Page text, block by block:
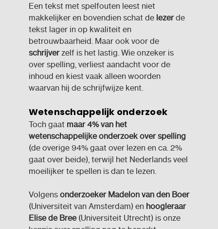
Een tekst met spelfouten leest niet
makkelijker en bovendien schat de lezerde
tekst lager in op kwaliteit en
betrouwbaarheid. Maar ook voor de
schrijverzelf is het lastig. Wie onzeker is
over spelling, verliest aandacht voor de
inhoud en kiest vaak alleen woorden
waarvan hij de schrijfwijze kent.
Wetenschappelijk onderzoek
Toch gaat maar 4% van het
wetenschappelijke onderzoek over spelling
(de overige 94% gaat over lezen en ca. 2%
gaat over beide), terwijl het Nederlands veel
moeilijker te spellen is dan te lezen.
Volgens onderzoeker Madelon van den Boer
(Universiteit van Amsterdam) en hoogleraar
Elise de Bree(Universiteit Utrecht) is onze